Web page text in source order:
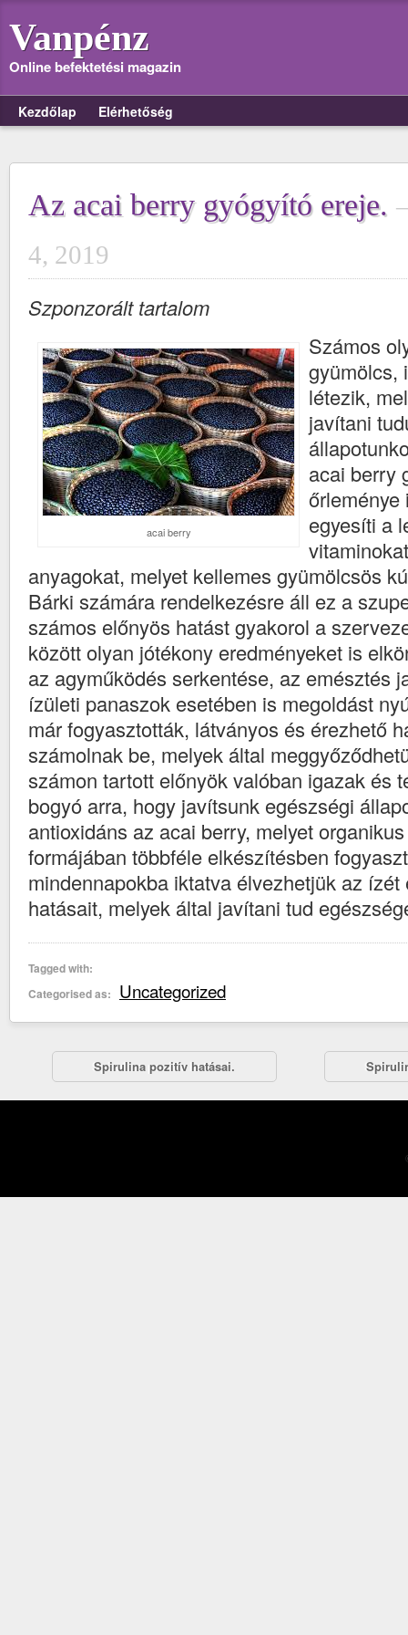
Vanpénz
Online befektetési magazin
Kezdőlap Elérhetőség
Az acai berry gyógyító ereje.
4, 2019
Szponzorált tartalom
acai berry
Számos
gyümölcs,
létezik,
javítani
acai berry
őrleménye
egyesíti a
anyagokat, melyet kellemes gyümölcsös
Bárki számára rendelkezésre áll ez a
számos előnyös hatást gyakorol a
között olyan jótékony eredményeket is
az agyműködés serkentése, az emésztés
ízületi panaszok esetében is megoldást
már fogyasztották, látványos és érezhető
számolnak be, melyek által
számon tartott előnyök valóban igazak és
bogyó arra, hogy javítsunk egészségi
antioxidáns az acai berry, melyet
formájában többféle elkészítésben
mindennapokba iktatva élvezhetjük az ízét
hatásait, melyek által javítani tud
Tagged with:
Categorised as:
Uncategorized
Spirulina pozitív hatásai.